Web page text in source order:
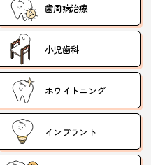
歯周病治療
小児歯科
ホワイトニング
インプラント